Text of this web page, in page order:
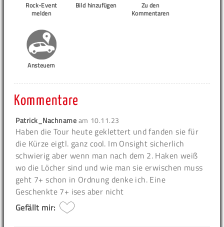
Rock-Event
melden
Bild hinzufügen
Zu den
Kommentaren
Ansteuern
Kommentare
Patrick_Nachnameam 10.11.23
Haben die Tour heute geklettert und fanden sie für
die Kürze eigtl. ganz cool. Im Onsight sicherlich
schwierig aber wenn man nach dem 2. Haken weiß
wo die Löcher sind und wie man sie erwischen muss
geht 7+ schon in Ordnung denke ich. Eine
Geschenkte 7+ ises aber nicht
Gefällt mir: